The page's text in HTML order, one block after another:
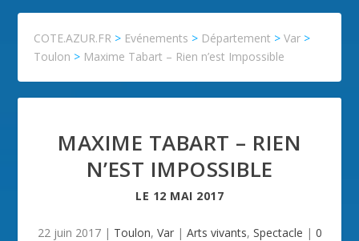
COTE.AZUR.FR > Evénements > Département >Var >
Toulon > Maxime Tabart – Rien n’est Impossible
MAXIME TABART – RIEN
N’EST IMPOSSIBLE
LE 12 MAI 2017
22 juin 2017| Toulon, Var| Arts vivants, Spectacle | 0